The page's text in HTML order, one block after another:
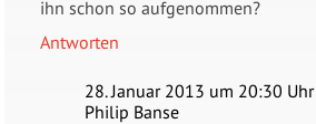
ihn schon so aufgenommen?
Antworten
28. Januar 2013 um 20:30 Uhr
Philip Banse